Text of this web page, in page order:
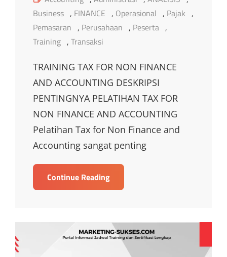
Links
Business , FINANCE , Operasional , Pajak ,
Pemasaran , Perusahaan , Peserta ,
Training , Transaksi
TRAINING TAX FOR NON FINANCE
AND ACCOUNTING DESKRIPSI
PENTINGNYA PELATIHAN TAX FOR
NON FINANCE AND ACCOUNTING
Pelatihan Tax for Non Finance and
Accounting sangat penting
Continue ReadingTRAINING
TAX
FINANCE
AND
ACCOUNTING